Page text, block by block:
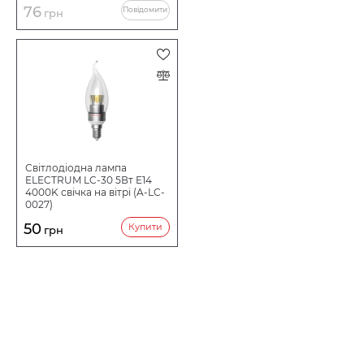
76 грн Повідомити
Світлодіодна лампа
ELECTRUM LC-30 5Вт E14
4000K свічка на вітрі (A-LC-
0027)
50 грн Купити